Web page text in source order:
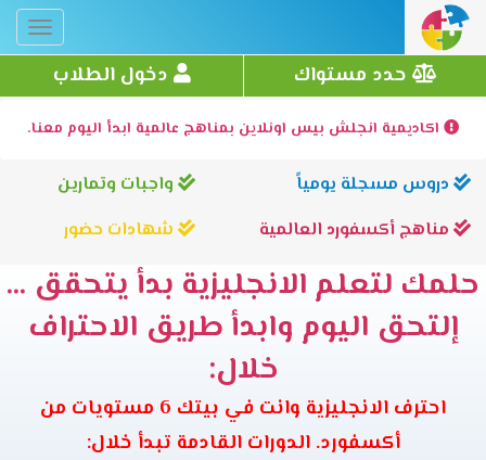
حدد مستواك دخول الطلاب
اكاديمية انجلش بيس اونلاين بمناهج عالمية ابدأ اليوم معنا.
دروس مسجلة يومياً
واجبات وتمارين
مناهج أكسفورد العالمية
شهادات حضور
حلمك لتعلم الانجليزية بدأ يتحقق ...
إلتحق اليوم وابدأ طريق الاحتراف
خلال:
احترف الانجليزية وانت في بيتك 6 مستويات من
أكسفورد. الدورات القادمة تبدأ خلال: